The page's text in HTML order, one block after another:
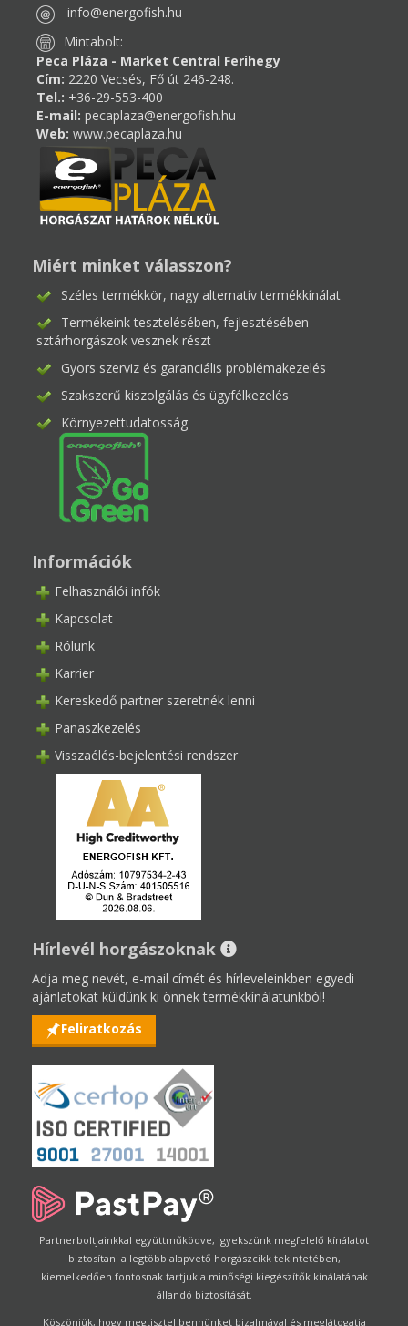
info@energofish.hu
Mintabolt:
Peca Pláza - Market Central Ferihegy
Cím: 2220 Vecsés, Fő út 246-248.
Tel.: +36-29-553-400
E-mail: pecaplaza@energofish.hu
Web: www.pecaplaza.hu
Miért minket válasszon?
Széles termékkör, nagy alternatív termékkínálat
Termékeink tesztelésében, fejlesztésében
sztárhorgászok vesznek részt
Gyors szerviz és garanciális problémakezelés
Szakszerű kiszolgálás és ügyfélkezelés
Környezettudatosság
Információk
Felhasználói infók
Kapcsolat
Rólunk
Karrier
Kereskedő partner szeretnék lenni
Panaszkezelés
Visszaélés-bejelentési rendszer
Hírlevél horgászoknak
Adja meg nevét, e-mail címét és hírleveleinkben egyedi
ajánlatokat küldünk ki önnek termékkínálatunkból!
Feliratkozás
Partnerboltjainkkal együttműködve, igyekszünk megfelelő kínálatot
biztosítani a legtöbb alapvető horgászcikk tekintetében,
kiemelkedően fontosnak tartjuk a minőségi kiegészítők kínálatának
állandó biztosítását.
Köszönjük, hogy megtisztel bennünket bizalmával és meglátogatja